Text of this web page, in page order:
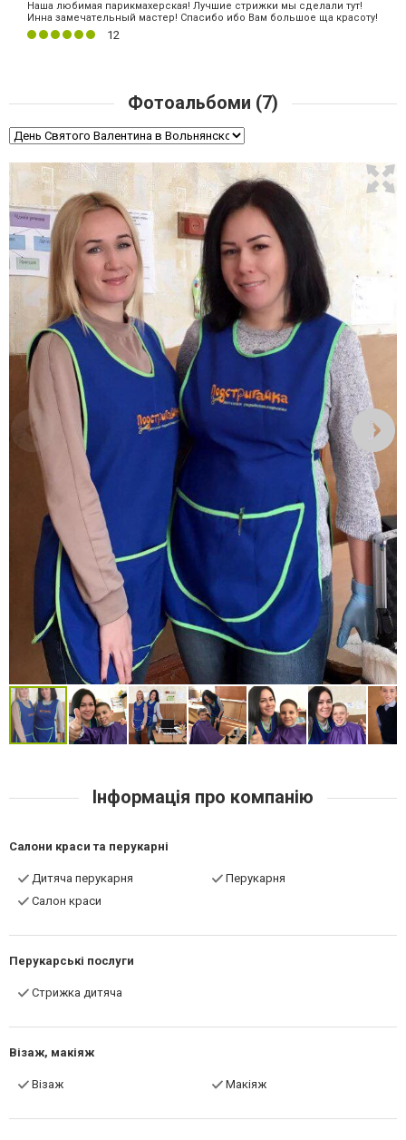
Наша любимая парикмахерская! Лучшие стрижки мы сделали тут!
Инна замечательный мастер! Спасибо ибо Вам большое ща красоту!
12
Фотоальбоми (7)
Інформація про компанію
Салони краси та перукарні
Дитяча перукарня
Перукарня
Салон краси
Перукарські послуги
Стрижка дитяча
Візаж, макіяж
Візаж Макіяж